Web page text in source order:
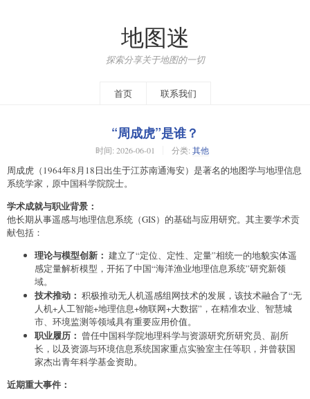
地图迷
探索分享关于地图的一切
首页 联系我们
“周成虎”是谁？
时间: 2026-06-01 分类: 其他
周成虎（1964年8月18日出生于江苏南通海安）是著名的地图学与地理信息
系统学家，原中国科学院院士。
学术成就与职业背景：
他长期从事遥感与地理信息系统（GIS）的基础与应用研究。其主要学术贡
献包括：
理论与模型创新： 建立了“定位、定性、定量”相统一的地貌实体遥
感定量解析模型，开拓了中国“海洋渔业地理信息系统”研究新领
域。
技术推动： 积极推动无人机遥感组网技术的发展，该技术融合了“无
人机+人工智能+地理信息+物联网+大数据”，在精准农业、智慧城
市、环境监测等领域具有重要应用价值。
职业履历： 曾任中国科学院地理科学与资源研究所研究员、副所
长，以及资源与环境信息系统国家重点实验室主任等职，并曾获国
家杰出青年科学基金资助。
近期重大事件：